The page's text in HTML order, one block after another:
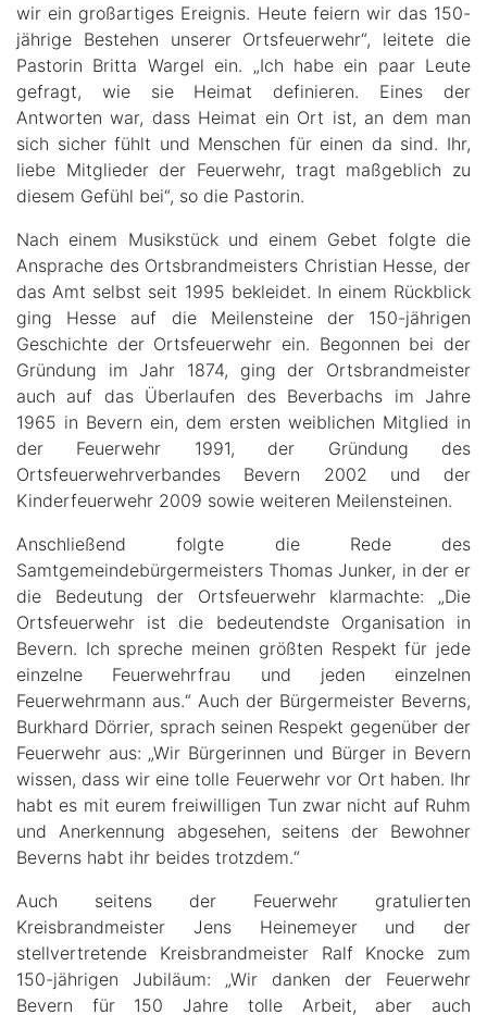
wir ein großartiges Ereignis. Heute feiern wir das 150-
jährige Bestehen unserer Ortsfeuerwehr“, leitete die
Pastorin Britta Wargel ein. „Ich habe ein paar Leute
gefragt, wie sie Heimat definieren. Eines der
Antworten war, dass Heimat ein Ort ist, an dem man
sich sicher fühlt und Menschen für einen da sind. Ihr,
liebe Mitglieder der Feuerwehr, tragt maßgeblich zu
diesem Gefühl bei“, so die Pastorin.
Nach einem Musikstück und einem Gebet folgte die
Ansprache des Ortsbrandmeisters Christian Hesse, der
das Amt selbst seit 1995 bekleidet. In einem Rückblick
ging Hesse auf die Meilensteine der 150-jährigen
Geschichte der Ortsfeuerwehr ein. Begonnen bei der
Gründung im Jahr 1874, ging der Ortsbrandmeister
auch auf das Überlaufen des Beverbachs im Jahre
1965 in Bevern ein, dem ersten weiblichen Mitglied in
der Feuerwehr 1991, der Gründung des
Ortsfeuerwehrverbandes Bevern 2002 und der
Kinderfeuerwehr 2009 sowie weiteren Meilensteinen.
Anschließend folgte die Rede des
Samtgemeindebürgermeisters Thomas Junker, in der er
die Bedeutung der Ortsfeuerwehr klarmachte: „Die
Ortsfeuerwehr ist die bedeutendste Organisation in
Bevern. Ich spreche meinen größten Respekt für jede
einzelne Feuerwehrfrau und jeden einzelnen
Feuerwehrmann aus.“ Auch der Bürgermeister Beverns,
Burkhard Dörrier, sprach seinen Respekt gegenüber der
Feuerwehr aus: „Wir Bürgerinnen und Bürger in Bevern
wissen, dass wir eine tolle Feuerwehr vor Ort haben. Ihr
habt es mit eurem freiwilligen Tun zwar nicht auf Ruhm
und Anerkennung abgesehen, seitens der Bewohner
Beverns habt ihr beides trotzdem.“
Auch seitens der Feuerwehr gratulierten
Kreisbrandmeister Jens Heinemeyer und der
stellvertretende Kreisbrandmeister Ralf Knocke zum
150-jährigen Jubiläum: „Wir danken der Feuerwehr
Bevern für 150 Jahre tolle Arbeit, aber auch